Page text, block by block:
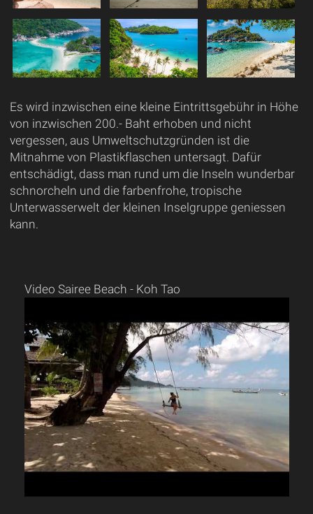
Es wird inzwischen eine kleine Eintrittsgebühr in Höhe
von inzwischen 200.- Baht erhoben und nicht
vergessen, aus Umweltschutzgründen ist die
Mitnahme von Plastikflaschen untersagt. Dafür
entschädigt, dass man rund um die Inseln wunderbar
schnorcheln und die farbenfrohe, tropische
Unterwasserwelt der kleinen Inselgruppe geniessen
kann.
Video Sairee Beach - Koh Tao